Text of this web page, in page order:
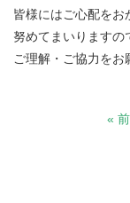
皆様にはご心配をお
努めてまいりますの
ご理解・ご協力をお
«